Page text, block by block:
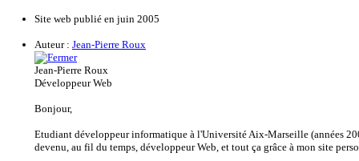
Site web publié en juin 2005
Auteur : Jean-Pierre Roux
Jean-Pierre Roux
Développeur Web
Bonjour,
Etudiant développeur informatique à l'Université Aix-Marseille (années
devenu, au fil du temps, développeur Web, et tout ça grâce à mon site